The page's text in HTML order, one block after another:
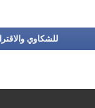
للشكاوي